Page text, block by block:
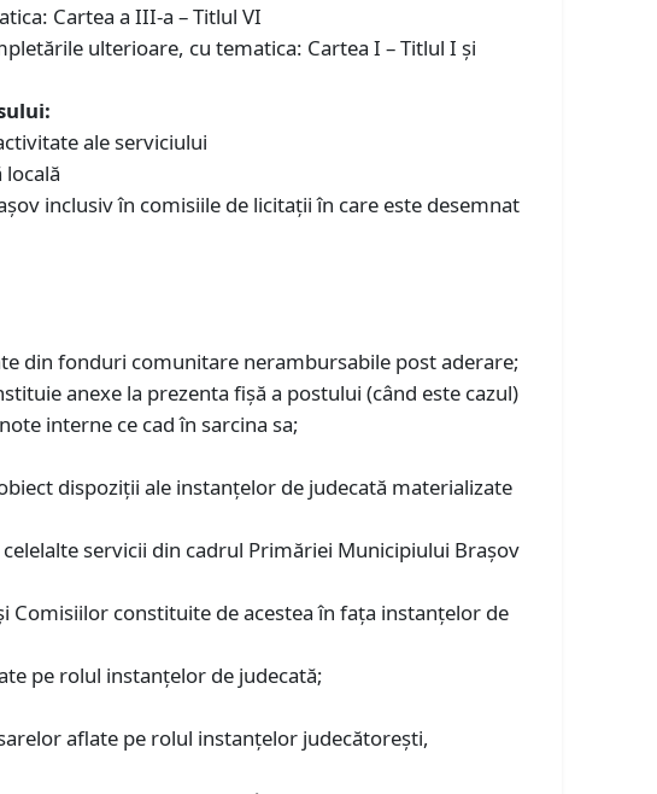
Cartea a III-a – Titlul VI
ulterioare, cu tematica: Cartea I – Titlul I și
ale serviciului
inclusiv în comisiile de licitaţii în care este desemnat
din fonduri comunitare nerambursabile post aderare;
anexe la prezenta fişă a postului (când este cazul)
interne ce cad în sarcina sa;
dispoziţii ale instanţelor de judecată materializate
servicii din cadrul Primăriei Municipiului Braşov
constituite de acestea în faţa instanţelor de
pe rolul instanţelor de judecată;
aflate pe rolul instanţelor judecătoreşti,